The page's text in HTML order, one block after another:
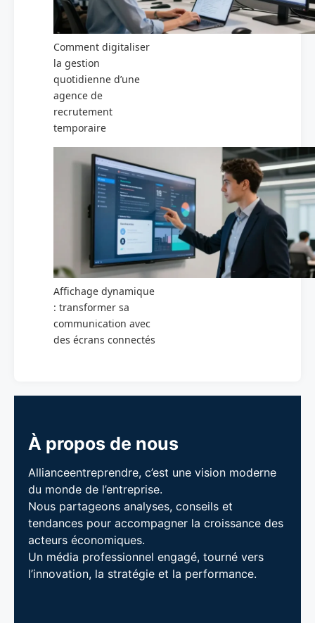
Comment digitaliser
la gestion
quotidienne d’une
agence de
recrutement
temporaire
Affichage dynamique
: transformer sa
communication avec
des écrans connectés
À propos de nous
Allianceentreprendre, c’est une vision moderne
du monde de l’entreprise.
Nous partageons analyses, conseils et
tendances pour accompagner la croissance des
acteurs économiques.
Un média professionnel engagé, tourné vers
l’innovation, la stratégie et la performance.